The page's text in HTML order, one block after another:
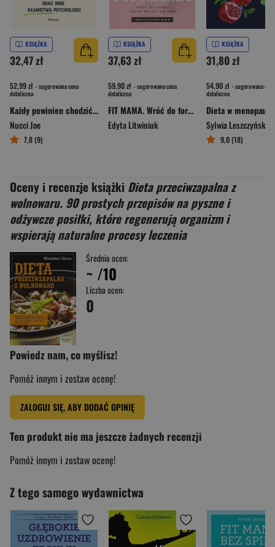
KSIĄŻKA
32,47 zł
52,99 zł - sugerowana cena
detaliczna
Każdy powinien chodzić na terapię oraz inne kłamstwa psychologii
Nucci Joe
7,8 (9)
KSIĄŻKA
37,63 zł
59,90 zł - sugerowana cena
detaliczna
FIT MAMA. Wróć do formy i znów poczuj się sobą
Edyta Litwiniuk
KSIĄŻKA
31,80 zł
54,90 zł - sugerowana cena
detaliczna
Sylwia Leszczyńska
9,0 (18)
Oceny i recenzje książki Dieta przeciwzapalna z
wolnowaru. 90 prostych przepisów na pyszne i
odżywcze posiłki, które regenerują organizm i
wspierają naturalne procesy leczenia
Średnia ocen:
~ /10
Liczba ocen:
0
Powiedz nam, co myślisz!
Pomóż innym i zostaw ocenę!
ZALOGUJ SIĘ, ABY DODAĆ OPINIĘ
Ten produkt nie ma jeszcze żadnych recenzji
Pomóż innym i zostaw ocenę!
Z tego samego wydawnictwa